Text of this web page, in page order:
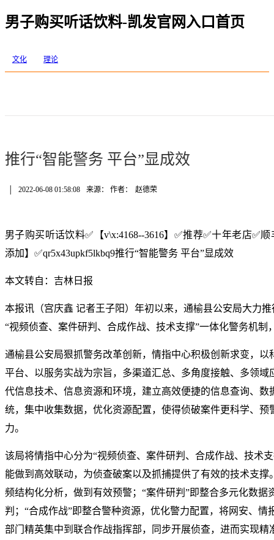
男子购买听话饮料-凯发官网入口首页
文化 理论
推行“智能警务 平台”显成效
2022-06-08 01:58:08 来源： 作者： 赵德荣
男子购买听话饮料✅【v\x:4168--3616】✅推荐✅十年老店✅
添加】✅qr5x43upkf5lkbq9推行“智能警务 平台”显成效
本文转自：吉林日报
本报讯（宫庆鑫 记者王子阳）年初以来，通榆县公安局大力
“视频侦查、案件研判、合成作战、技术支撑”一体化警务机制
通榆县公安局狠抓警务改革创新，情指中心积极创新求变，以
平台、以服务实战为宗旨，多渠道汇总、多角度接触、多领域
代信息技术、信息资源和环境，建立高效便捷的信息查询、数
统，集中收集数据，优化资源配置，使得侦破案件更科学、预
力。
该局将情指中心分为“视频侦查、案件研判、合成作战、技术
能做到高效联动，为侦查破案以及抓捕提供了有效的技术支撑
频结构化分析，做到有效预警；“案件研判”即整合多元化数据
判；“合成作战”即整合警种资源，优化警力配置，将网安、情
部门精英集中到联合作战指挥部，同步开展侦查，进而实现精